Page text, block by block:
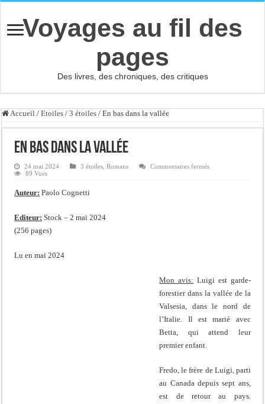
Voyages au fil des
pages
Des livres, des chroniques, des critiques
Accueil / Etoiles / 3 étoiles / En bas dans la vallée
En bas dans la vallée
24 mai 2024 3 étoiles ,Romans Commentaires ferméssur
89 Vues
Auteur: Paolo Cognetti
Editeur: Stock – 2 mai 2024
(256 pages)
Lu en mai 2024
Mon avis: Luigi est garde-
forestier dans la vallée de la
Valsesia, dans le nord de
l’Italie. Il est marié avec
Betta, qui attend leur
premier enfant.
Fredo, le frère de Luigi, parti
au Canada depuis sept ans,
est de retour au pays.